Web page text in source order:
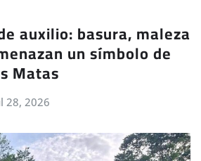
auxilio: basura, maleza
un símbolo de
Matas
28, 2026